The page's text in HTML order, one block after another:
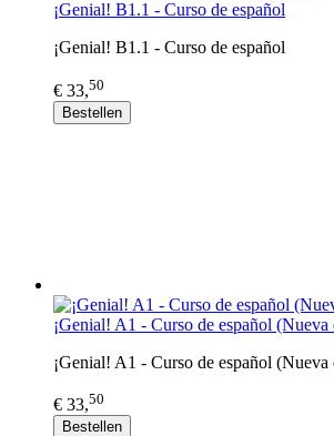
¡Genial! B1.1 - Curso de español
¡Genial! B1.1 - Curso de español
€ 33,50
Bestellen
¡Genial! A1 - Curso de español (Nueva
¡Genial! A1 - Curso de español (Nueva
€ 33,50
Bestellen